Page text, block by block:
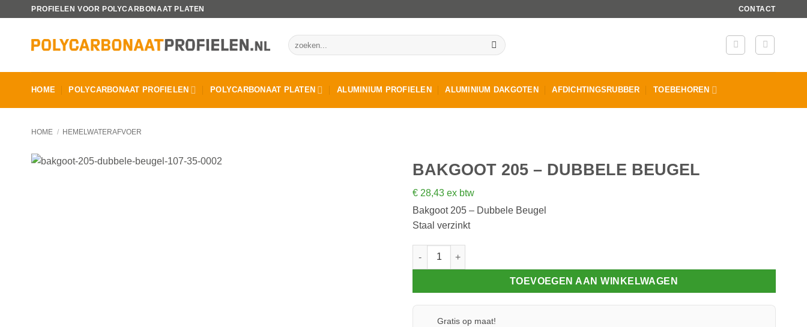
PROFIELEN VOOR POLYCARBONAAT PLATEN CONTACT
Zoeken
naar:
HOME POLYCARBONAAT PROFIELEN POLYCARBONAAT PLATEN ALUMINIUM PROFIELEN ALUMINIUM DAKGOTEN AFDICHTINGSRUBBER TOEBEHOREN
HOME / HEMELWATERAFVOER
BAKGOOT 205 – DUBBELE BEUGEL
€ 28,43 ex btw
Bakgoot 205 – Dubbele Beugel
Staal verzinkt
Bakgoot 205 - Dubbele Beugel aantal
TOEVOEGEN AAN WINKELWAGEN
Gratis op maat!